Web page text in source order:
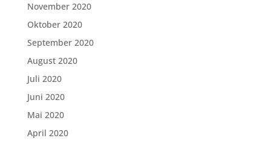
November 2020
Oktober 2020
September 2020
August 2020
Juli 2020
Juni 2020
Mai 2020
April 2020